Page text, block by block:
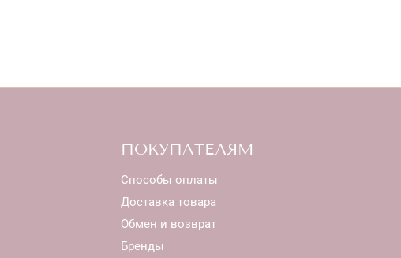
ПОКУПАТЕЛЯМ
Способы оплаты
Доставка товара
Обмен и возврат
Бренды